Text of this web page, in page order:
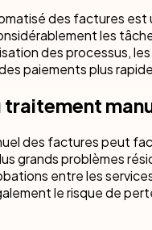
des factures
les
des processus,
paiements plus
traitement
des factures peut
grands problèmes
entre les
le risque de